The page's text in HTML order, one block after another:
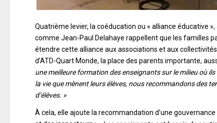
Quatrième levier, la coéducation ou « alliance éducative
comme Jean-Paul Delahaye rappellent que les familles
étendre cette alliance aux associations et aux
d’ATD-Quart Monde, la place des parents importante,
une meilleure formation des enseignants sur le milieu où
la vie que mènent leurs élèves, nous recommandons des
d’élèves. »
À cela, elle ajoute la recommandation d’une